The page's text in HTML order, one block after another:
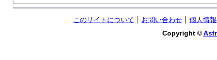
このサイトについて お問い合わせ
個人情
Copyright ©